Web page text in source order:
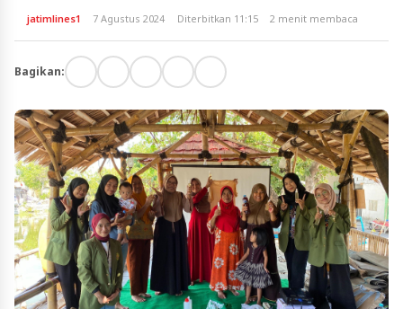
jatimlines1 7 Agustus 2024 Diterbitkan 11:15 2 menit membaca
Bagikan: